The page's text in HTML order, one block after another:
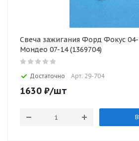
Свеча зажигания Форд Фокус
Мондео 07-14 (1369704)
Достаточно Арт: 29-704
1630 ₽/шт